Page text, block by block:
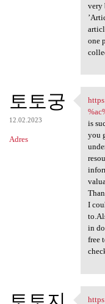
very
one
토토궁
12.02.2023
Adres
is
you
I
in
free